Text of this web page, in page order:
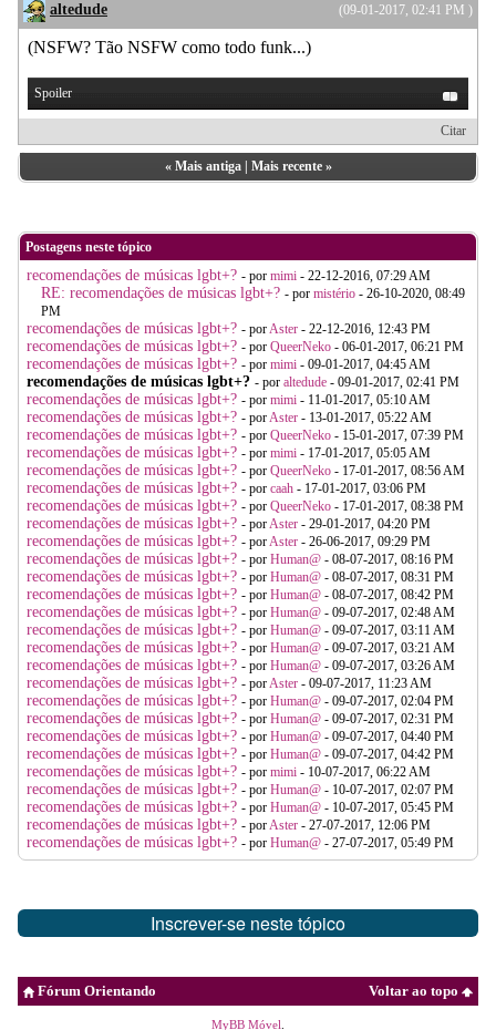
(09-01-2017, 02:41 PM )
altedude
(NSFW? Tão NSFW como todo funk...)
Spoiler
Citar
« Mais antiga| Mais recente»
Postagens neste tópico
recomendações de músicas lgbt+? - por mimi - 22-12-2016, 07:29 AM
RE: recomendações de músicas lgbt+? - por mistério - 26-10-2020, 08:49
PM
recomendações de músicas lgbt+? - porAster - 22-12-2016, 12:43 PM
recomendações de músicas lgbt+? - por QueerNeko - 06-01-2017, 06:21 PM
recomendações de músicas lgbt+? - por mimi - 09-01-2017, 04:45 AM
recomendações de músicas lgbt+? - por altedude - 09-01-2017, 02:41 PM
recomendações de músicas lgbt+? - por mimi - 11-01-2017, 05:10 AM
recomendações de músicas lgbt+? - porAster - 13-01-2017, 05:22 AM
recomendações de músicas lgbt+? - por QueerNeko - 15-01-2017, 07:39 PM
recomendações de músicas lgbt+? - por mimi - 17-01-2017, 05:05 AM
recomendações de músicas lgbt+? - por QueerNeko - 17-01-2017, 08:56 AM
recomendações de músicas lgbt+? - por caah - 17-01-2017, 03:06 PM
recomendações de músicas lgbt+? - por QueerNeko - 17-01-2017, 08:38 PM
recomendações de músicas lgbt+? - porAster - 29-01-2017, 04:20 PM
recomendações de músicas lgbt+? - porAster - 26-06-2017, 09:29 PM
recomendações de músicas lgbt+? - por Human@ - 08-07-2017, 08:16 PM
recomendações de músicas lgbt+? - por Human@ - 08-07-2017, 08:31 PM
recomendações de músicas lgbt+? - por Human@ - 08-07-2017, 08:42 PM
recomendações de músicas lgbt+? - por Human@ - 09-07-2017, 02:48 AM
recomendações de músicas lgbt+? - por Human@ - 09-07-2017, 03:11 AM
recomendações de músicas lgbt+? - por Human@ - 09-07-2017, 03:21 AM
recomendações de músicas lgbt+? - por Human@ - 09-07-2017, 03:26 AM
recomendações de músicas lgbt+? - porAster - 09-07-2017, 11:23 AM
recomendações de músicas lgbt+? - por Human@ - 09-07-2017, 02:04 PM
recomendações de músicas lgbt+? - por Human@ - 09-07-2017, 02:31 PM
recomendações de músicas lgbt+? - por Human@ - 09-07-2017, 04:40 PM
recomendações de músicas lgbt+? - por Human@ - 09-07-2017, 04:42 PM
recomendações de músicas lgbt+? - por mimi - 10-07-2017, 06:22 AM
recomendações de músicas lgbt+? - por Human@ - 10-07-2017, 02:07 PM
recomendações de músicas lgbt+? - por Human@ - 10-07-2017, 05:45 PM
recomendações de músicas lgbt+? - porAster - 27-07-2017, 12:06 PM
recomendações de músicas lgbt+? - por Human@ - 27-07-2017, 05:49 PM
Inscrever-se neste tópico
Voltar ao topo
Fórum Orientando
MyBB Móvel